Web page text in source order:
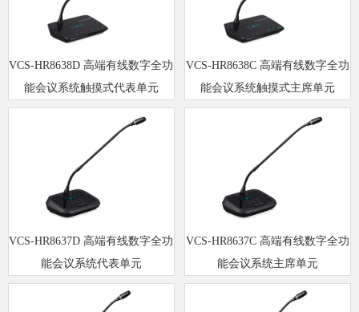
VCS-HR8638D 高端有线数字全功
能会议系统触摸式代表单元
VCS-HR8638C 高端有线数字全功
能会议系统触摸式主席单元
VCS-HR8637D 高端有线数字全功
能会议系统代表单元
VCS-HR8637C 高端有线数字全功
能会议系统主席单元